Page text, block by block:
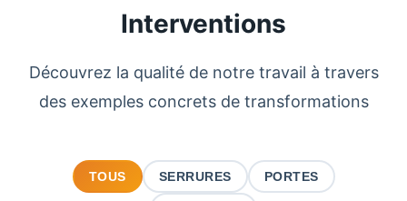
Interventions
Découvrez la qualité de notre travail à travers
des exemples concrets de transformations
TOUS SERRURES PORTES